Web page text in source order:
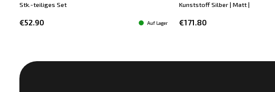
Stk.-teiliges Set
€52.90 Auf Lager
Kunststoff Silber | Matt |
€171.80